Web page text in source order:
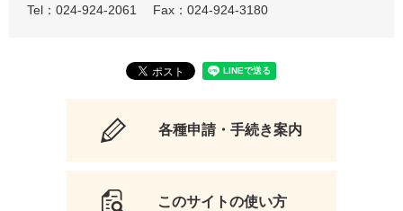
Tel：024-924-2061
Fax：024-924-3180
各種申請・手続き案内
このサイトの使い方